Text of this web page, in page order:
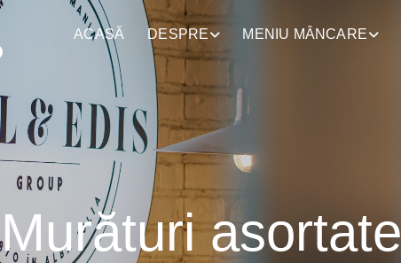
ACASĂ DESPRE MENIU MÂNCARE
Murături asortate